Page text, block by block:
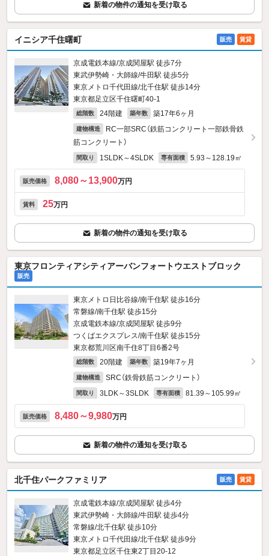
新着の物件の通知を受け取る
イニシア千住曙町 販売 賃貸
京成電鉄本線/京成関屋駅 徒歩7分
東武伊勢崎・大師線/牛田駅 徒歩5分
東京メトロ千代田線/北千住駅 徒歩14分
東京都足立区千住曙町40-1
総階数 24階建 築年数 築17年6ヶ月
建物構造
RC一部SRC（鉄筋コンクリート一部鉄骨鉄
筋コンクリート）
間取り 1SLDK～4SLDK 専有面積 5.93～128.19㎡
販売価格 8,080～13,900万円
賃料 25万円
新着の物件の通知を受け取る
東京フロンティアシティアーバンフォートウエストブロック
販売
東京メトロ日比谷線/南千住駅 徒歩16分
常磐線/南千住駅 徒歩15分
京成電鉄本線/京成関屋駅 徒歩9分
つくばエクスプレス/南千住駅 徒歩15分
東京都荒川区南千住8丁目6番2号
総階数 20階建 築年数 築19年7ヶ月
建物構造 SRC（鉄骨鉄筋コンクリート）
間取り 3LDK～3SLDK 専有面積 81.39～105.99㎡
販売価格 8,480～9,980万円
新着の物件の通知を受け取る
北千住パークファミリア 販売 賃貸
京成電鉄本線/京成関屋駅 徒歩4分
東武伊勢崎・大師線/牛田駅 徒歩4分
常磐線/北千住駅 徒歩10分
東京メトロ千代田線/北千住駅 徒歩9分
東京都足立区千住東2丁目20-12